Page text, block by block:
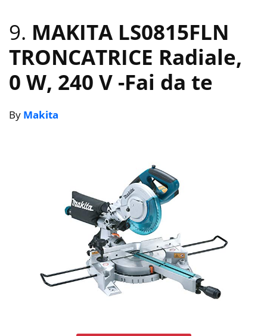
9. MAKITA LS0815FLN
TRONCATRICE Radiale,
0 W, 240 V -Fai da te
By Makita